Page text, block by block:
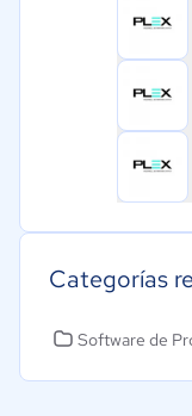
Categorías
Software de